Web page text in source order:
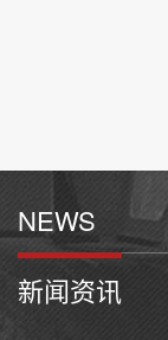
NEWS
新闻资讯